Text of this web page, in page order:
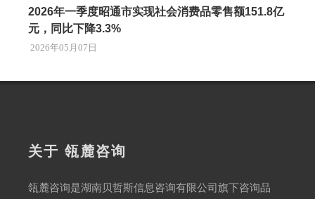
2026年一季度昭通市实现社会消费品零售额151.8亿
元，同比下降3.3%
2026年05月07日
关于 瓴麓咨询
瓴麓咨询是湖南贝哲斯信息咨询有限公司旗下咨询品